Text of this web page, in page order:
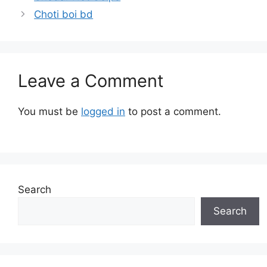
Choti boi bd
Leave a Comment
You must be logged in to post a comment.
Search
Search